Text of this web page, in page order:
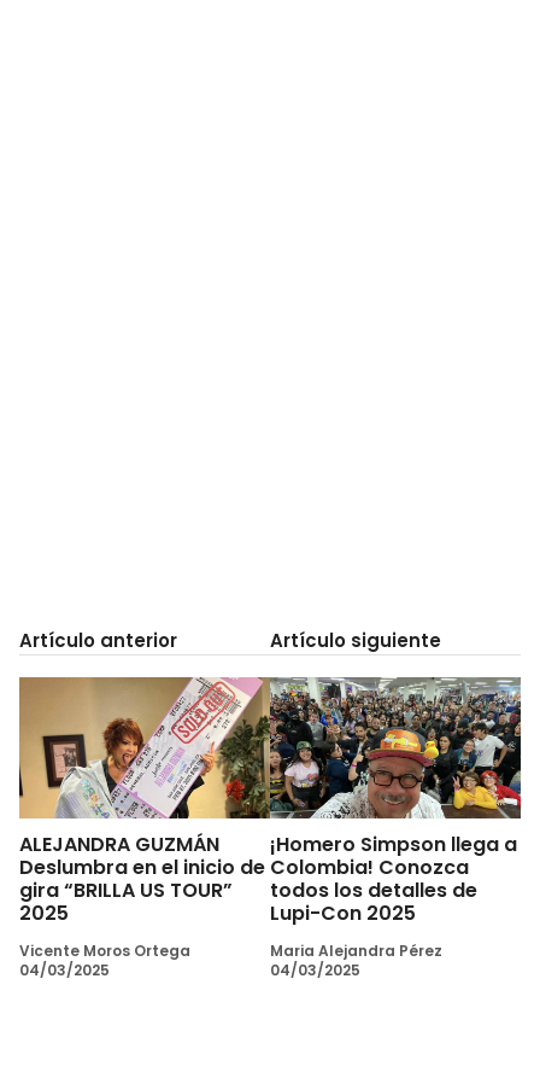
Artículo anterior
ALEJANDRA GUZMÁN
Deslumbra en el inicio de
gira “BRILLA US TOUR”
2025
Vicente Moros Ortega
04/03/2025
Artículo siguiente
¡Homero Simpson llega a
Colombia! Conozca
todos los detalles de
Lupi-Con 2025
Maria Alejandra Pérez
04/03/2025